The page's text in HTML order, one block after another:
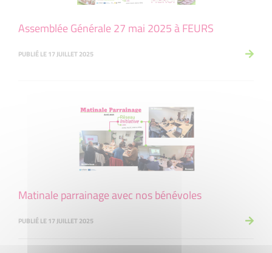
Assemblée Générale 27 mai 2025 à FEURS
PUBLIÉ LE 17 JUILLET 2025
Matinale parrainage avec nos bénévoles
PUBLIÉ LE 17 JUILLET 2025